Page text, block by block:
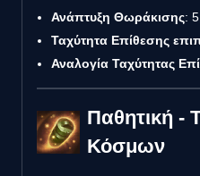
Ανάπτυξη Θωράκισης:
Ταχύτητα Επίθεσης
Αναλογία Ταχύτητας
Παθητική -
Κόσμων